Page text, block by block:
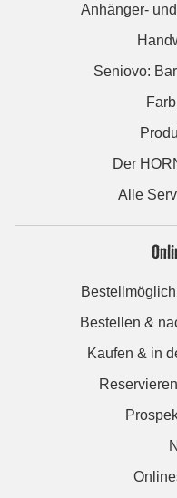
Anhänger-
Seniovo:
Der
Alle
Bestellen &
Kaufen & in